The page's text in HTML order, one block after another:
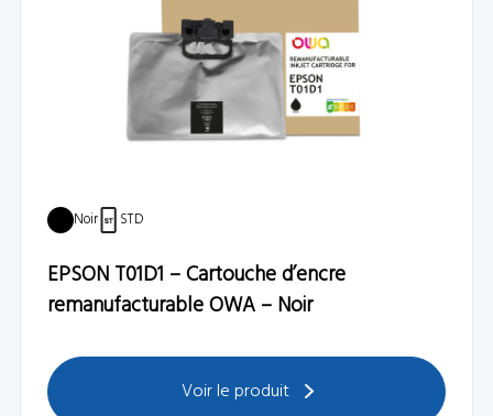
Noir STD
EPSON T01D1 – Cartouche d’encre
remanufacturable OWA – Noir
Voir le produit